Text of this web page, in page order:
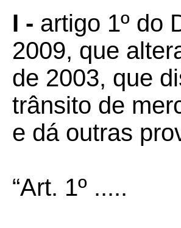
I - artigo 1º do
2009, que
de 2003, que
trânsito de
e dá outras
“Art. 1º .....